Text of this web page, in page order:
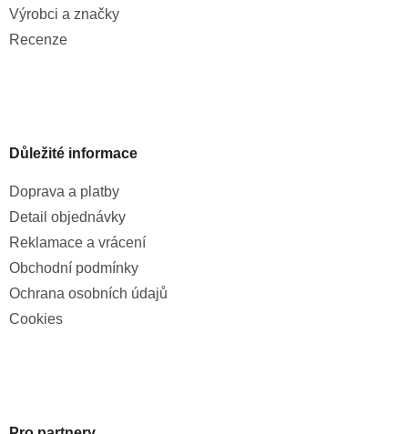
Výrobci a značky
Recenze
Důležité informace
Doprava a platby
Detail objednávky
Reklamace a vrácení
Obchodní podmínky
Ochrana osobních údajů
Cookies